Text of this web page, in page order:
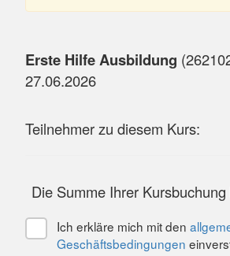
Erste Hilfe Ausbildung (
27.06.2026
Teilnehmer zu diesem Kurs:
Die Summe Ihrer Kursbuchung
Ich erkläre mich mit den
Geschäftsbedingungen